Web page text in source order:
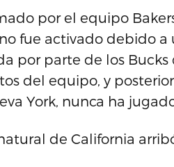
por el equipo
fue activado debido
por parte de los
del equipo, y
York, nunca ha
de California